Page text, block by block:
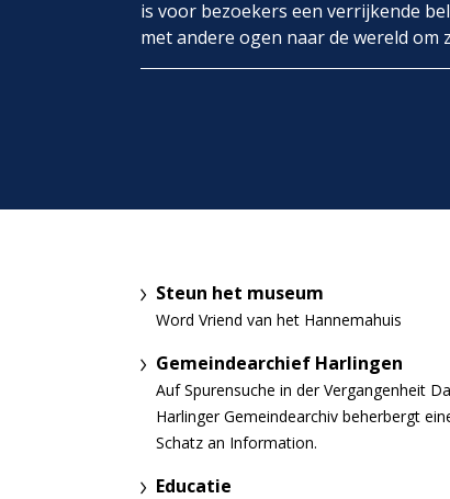
is voor bezoekers een verrijkende
met andere ogen naar de wereld om
Steun het museum
Word Vriend van het Hannemahuis
Gemeindearchief Harlingen
Auf Spurensuche in der Vergangenheit
Harlinger Gemeindearchiv beherbergt
Schatz an Information.
Educatie